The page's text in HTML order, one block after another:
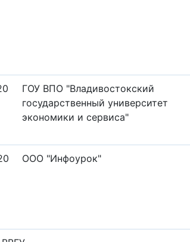
ГОУ ВПО "Владивостокский
государственный университет
экономики и сервиса"
ООО "Инфоурок"